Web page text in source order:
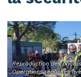
Reproduction des
Opérations réalisées